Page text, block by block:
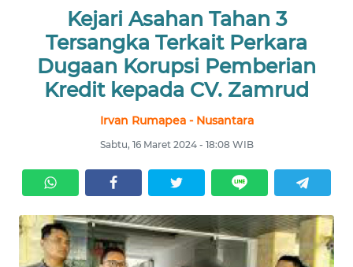
Kejari Asahan Tahan 3
Tersangka Terkait Perkara
Dugaan Korupsi Pemberian
Kredit kepada CV. Zamrud
Irvan Rumapea - Nusantara
Sabtu, 16 Maret 2024 - 18:08 WIB
NUSANTARA
SERBI
INDEKS
BERITA